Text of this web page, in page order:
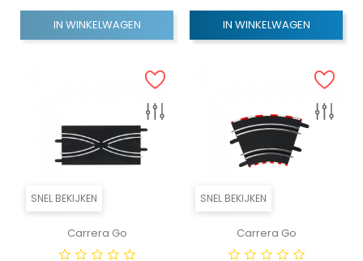
IN WINKELWAGEN IN WINKELWAGEN
SNEL BEKIJKEN
Carrera Go
SNEL BEKIJKEN
Carrera Go